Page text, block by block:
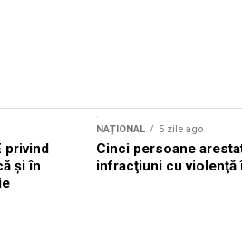
privind
și în
NAȚIONAL 5 zile ago
Cinci persoane
infracţiuni cu violenţă